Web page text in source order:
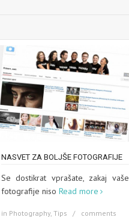
NASVET ZA BOLJŠE FOTOGRAFIJE
Se dostikrat vprašate, zakaj vaše
fotografije niso Read more
in Photography, Tips comments